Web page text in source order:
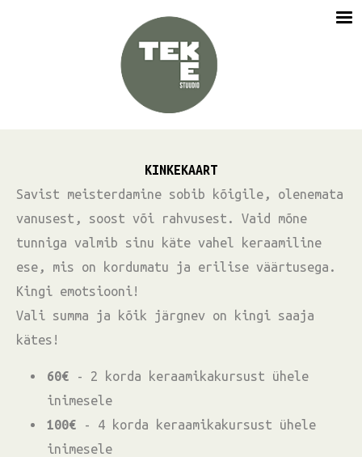
KINKEKAART
Savist meisterdamine sobib kõigile, olenemata
vanusest, soost või rahvusest. Vaid mõne
tunniga valmib sinu käte vahel keraamiline
ese, mis on kordumatu ja erilise väärtusega.
Kingi emotsiooni!
Vali summa ja kõik järgnev on kingi saaja
kätes!
60€ - 2 korda keraamikakursust ühele
inimesele
100€ - 4 korda keraamikakursust ühele
inimesele